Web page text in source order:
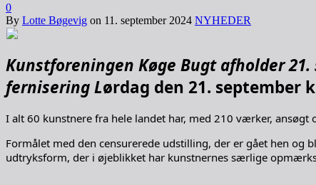
0
By Lotte Bøgevig on 11. september 2024 NYHEDER
Kunstforeningen Køge Bugt afholder
fernisering Lørdag den 21. september
I alt 60 kunstnere fra hele landet har, med 210 værker,
Formålet med den censurerede udstilling, der er gået hen og
udtryksform, der i øjeblikket har kunstnernes særlige